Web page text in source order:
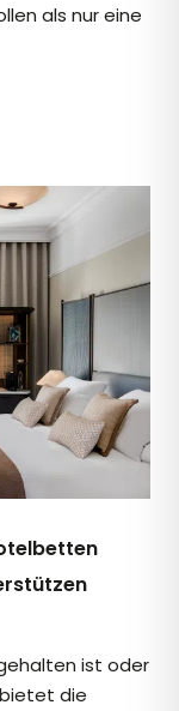
als nur eine
ist oder
die